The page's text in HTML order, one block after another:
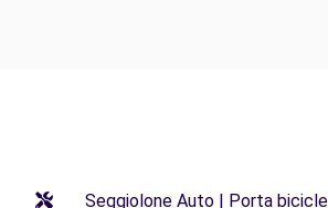
Seggiolone Auto | Porta